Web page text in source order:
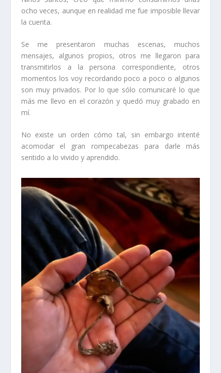
ocho veces, aunque en realidad me fue imposible llevar
la cuenta.
Se me presentaron muchas escenas, muchos
mensajes, algunos propios, otros me llegaron para
transmitirlos a la persona correspondiente, otros
momentos los voy recordando poco a poco o algunos
son muy privados. Por lo que sólo comunicaré lo que
más me llevo en el corazón y quedó muy grabado en
mí.
No existe un orden cómo tal, sin embargo intenté
acomodar el gran rompecabezas para darle más
sentido a lo vivido y aprendido.